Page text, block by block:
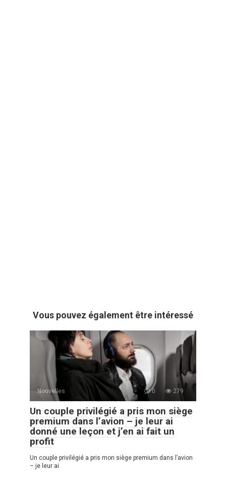
Vous pouvez également être intéressé
Nouvelles 0 279
Un couple privilégié a pris mon siège
premium dans l’avion – je leur ai
donné une leçon et j’en ai fait un
profit
Un couple privilégié a pris mon siège premium dans l’avion
– je leur ai